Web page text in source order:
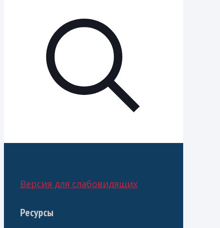
Версия для слабовидящих
Ресурсы